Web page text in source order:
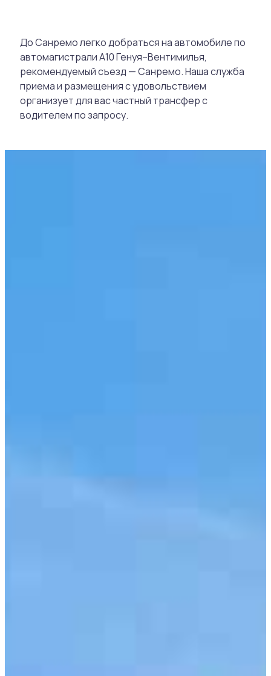
До Санремо легко добраться на автомобиле по
автомагистрали A10 Генуя–Вентимилья,
рекомендуемый съезд — Санремо. Наша служба
приема и размещения с удовольствием
организует для вас частный трансфер с
водителем по запросу.